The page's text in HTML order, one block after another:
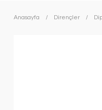
Anasayfa Dirençler